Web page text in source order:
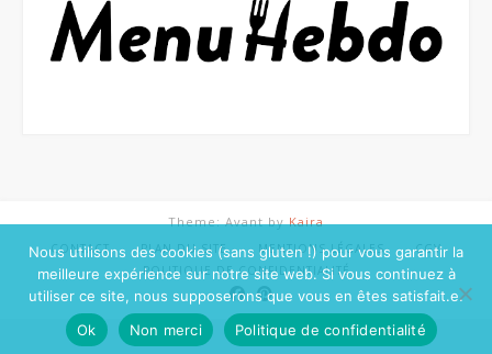
Theme: Avant byKaira
CONTACT PLAN DU SITE MENTIONS LÉGALES
CGV
POLITIQUE DE CONFIDENTIALITÉ
Nous utilisons des cookies (sans gluten !) pour vous garantir la
meilleure expérience sur notre site web. Si vous continuez à
utiliser ce site, nous supposerons que vous en êtes satisfait.e.
Ok
Non merci Politique de confidentialité